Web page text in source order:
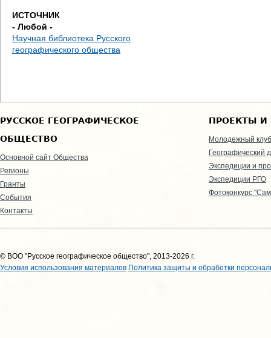
ИСТОЧНИК
- Любой -
Научная библиотека Русского
географического общества
РУССКОЕ ГЕОГРАФИЧЕСКОЕ
ОБЩЕСТВО
Основной сайт Общества
Регионы
Гранты
События
Контакты
ПРОЕКТЫ И
Молодежный клуб
Географический
Экспедиции и
Экспедиции РГО
Фотоконкурс
© ВОО "Русское географическое общество", 2013-2026 г.
Условия использования материалов Политика защиты и обработки